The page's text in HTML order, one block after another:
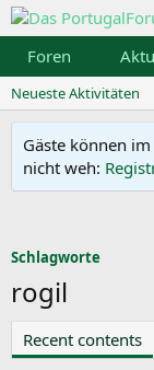
Foren
Neueste Aktivitäten
Gäste können
nicht weh:
Schlagworte
rogil
Recent contents